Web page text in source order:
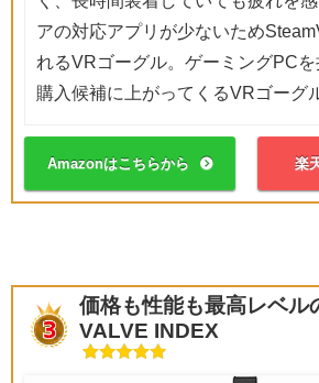
アの対応アプリが少ないため
れるVRゴーグル。ゲーミングPC
購入候補に上がってくるVRゴーグ
Amazonはこちらから 楽
価格も性能も最高レベル
VALVE INDEX